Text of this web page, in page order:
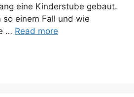
eine Kinderstube gebaut.
so einem Fall und wie
… Read more